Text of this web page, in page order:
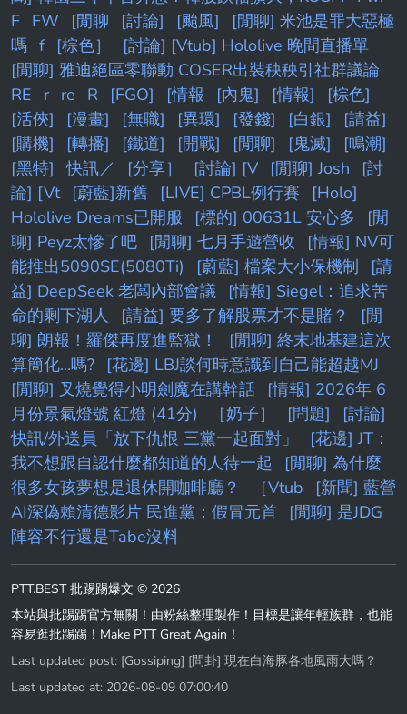
F FW [閒聊 [討論] [颱風]
[閒聊] 米池是罪大惡極
嗎 f [棕色］
[討論] [Vtub] Hololive 晚間直播單
[閒聊] 雅迪絕區零聯動 COSER出裝秧秧引社群議論
RE
r re R [FGO] [情報 [內鬼] [情報]
[棕色]
[活俠]
[漫畫] [無職] [異環] [發錢] [白銀]
[請益]
[購機]
[轉播] [鐵道] [開戰] [閒聊] [鬼滅]
[鳴潮]
[黑特]
快訊／ [分享］ [討論] [V [閒聊] Josh
[討
論] [Vt
[蔚藍]新舊 [LIVE] CPBL例行賽
[Holo]
Hololive Dreams已開服
[標的] 00631L 安心多
[閒
聊] Peyz太慘了吧
[閒聊] 七月手遊營收
[情報] NV可
能推出5090SE(5080Ti)
[蔚藍] 檔案大小保機制
[請
益] DeepSeek 老闆內部會議
[情報] Siegel：追求苦
命的剩下湖人
[請益] 要多了解股票才不是賭？
[閒
聊] 朗報！羅傑再度進監獄！
[閒聊] 終末地基建這次
算簡化...嗎?
[花邊] LBJ談何時意識到自己能超越MJ
[閒聊] 叉燒覺得小明劍魔在講幹話
[情報] 2026年 6
月份景氣燈號 紅燈 (41分)
［奶子］ [問題]
[討論]
快訊/外送員「放下仇恨 三黨一起面對」
[花邊] JT：
我不想跟自認什麼都知道的人待一起
[閒聊] 為什麼
很多女孩夢想是退休開咖啡廳？
［Vtub
[新聞] 藍營
AI深偽賴清德影片 民進黨：假冒元首
[閒聊] 是JDG
陣容不行還是Tabe沒料
PTT.BEST 批踢踢爆文 © 2026
本站與批踢踢官方無關！由粉絲整理製作！目標是讓年輕族群，也能
容易逛批踢踢！Make PTT Great Again！
Last updated post: [Gossiping] [問卦] 現在白海豚各地風雨大嗎？
Last updated at: 2026-08-09 07:00:40